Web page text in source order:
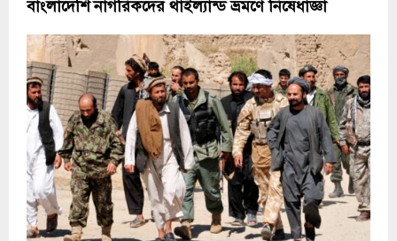
বাংলাদেশি নাগরিকদের থাইল্যান্ড ভ্রমণে নিষেধাজ্ঞা